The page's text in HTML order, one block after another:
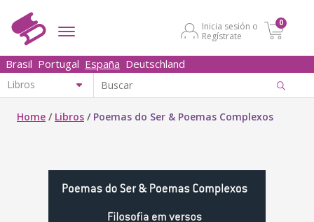
Inicia sesión o
Regístrate
0
Brasil Portugal España Deutschland
Home / Libros / Poemas do Ser & Poemas Complexos